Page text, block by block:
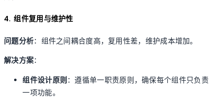
4. 组件复用与维护性
问题分析：组件之间耦合度高，复用性差，维护成本增加。
解决方案：
组件设计原则 ：遵循单一职责原则，确保每个组件只负责
一项功能。